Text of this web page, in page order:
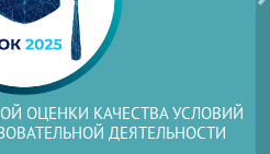
РЕЙТИНГ МОНИТОРИНГА